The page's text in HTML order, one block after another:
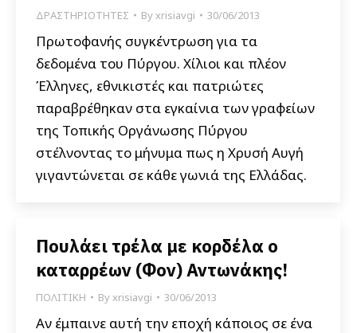
ΔΡΑΣΤΗΡΙΟΤΗΤΕΣ Byxrisiavgi 30/06/2013
Πρωτοφανής συγκέντρωση για τα
δεδομένα του Πύργου. Χίλιοι και πλέον
Έλληνες, εθνικιστές και πατριώτες
παραβρέθηκαν στα εγκαίνια των γραφείων
της Τοπικής Οργάνωσης Πύργου
στέλνοντας το μήνυμα πως η Χρυσή Αυγή
γιγαντώνεται σε κάθε γωνιά της Ελλάδας.
Πουλάει τρέλα με κορδέλα ο
καταρρέων (Φον) Αντωνάκης!
ΠΟΛΙΤΙΚΗ Byxrisiavgi 30/06/2013
Αν έμπαινε αυτή την εποχή κάποιος σε ένα